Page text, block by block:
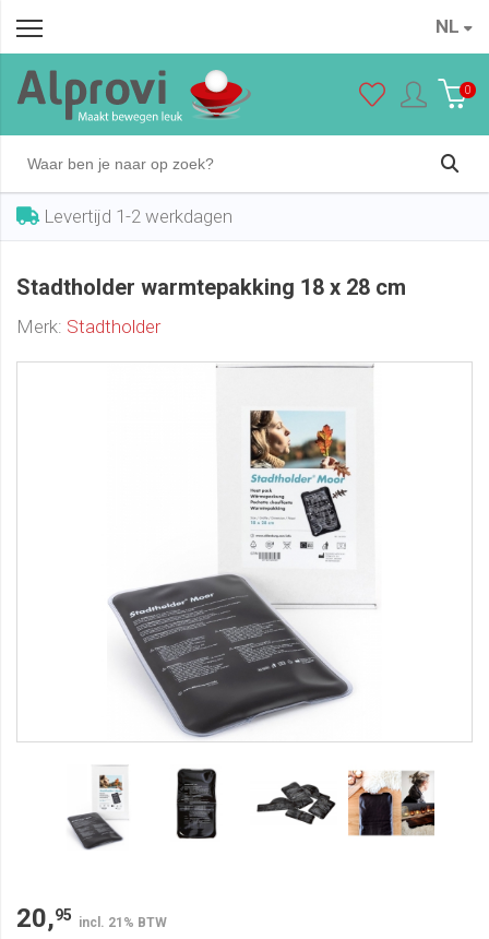
NL
0
Levertijd 1-2 werkdagen
Stadtholder warmtepakking 18 x 28 cm
Merk: Stadtholder
20,95 incl. 21% BTW
€ 20,95